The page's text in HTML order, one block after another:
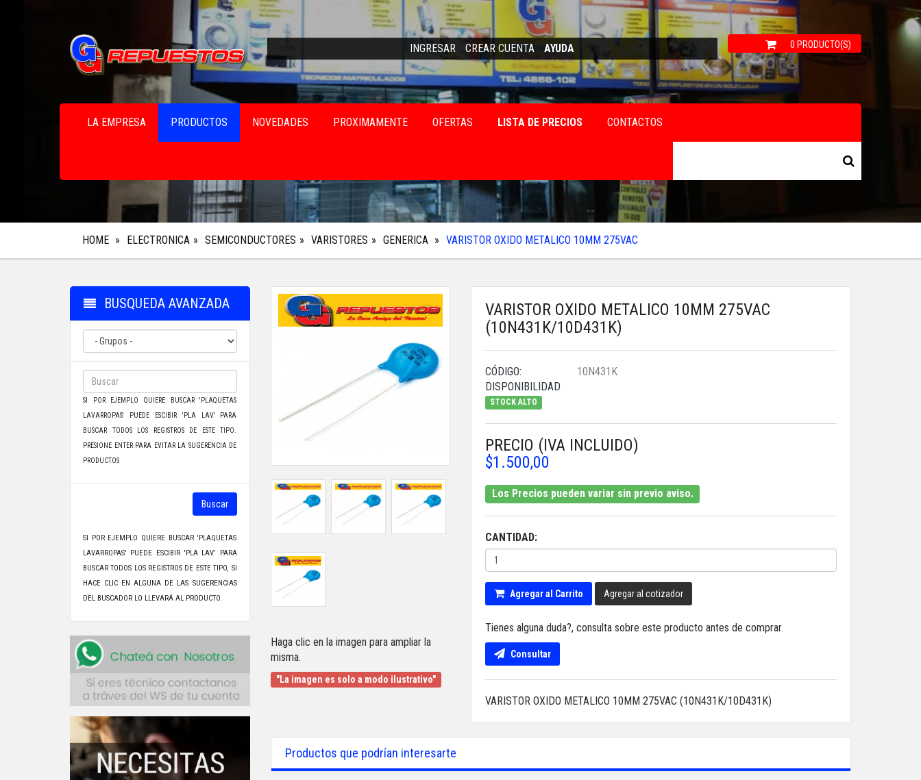
INGRESAR CREAR CUENTA AYUDA 0 PRODUCTO(S)
LA EMPRESA PRODUCTOS NOVEDADES PROXIMAMENTE OFERTAS LISTA DE PRECIOS CONTACTOS
HOME ELECTRONICA SEMICONDUCTORES VARISTORES GENERICA VARISTOR OXIDO METALICO 10MM 275VAC
BUSQUEDA AVANZADA
SI POR EJEMPLO QUIERE BUSCAR 'PLAQUETAS
LAVARROPAS' PUEDE ESCIBIR 'PLA LAV' PARA
BUSCAR TODOS LOS REGISTROS DE ESTE TIPO.
PRESIONE ENTER PARA EVITAR LA SUGERENCIA DE
PRODUCTOS
Buscar
SI POR EJEMPLO QUIERE BUSCAR 'PLAQUETAS
LAVARROPAS' PUEDE ESCIBIR 'PLA LAV' PARA
BUSCAR TODOS LOS REGISTROS DE ESTE TIPO, SI
HACE CLIC EN ALGUNA DE LAS SUGERENCIAS
DEL BUSCADOR LO LLEVARÁ AL PRODUCTO.
Haga clic en la imagen para ampliar la
misma.
"La imagen es solo a modo ilustrativo"
VARISTOR OXIDO METALICO 10MM 275VAC
(10N431K/10D431K)
CÓDIGO:
10N431K
DISPONIBILIDAD
STOCK ALTO
PRECIO (IVA INCLUIDO)
$1.500,00
Los Precios pueden variar sin previo aviso.
CANTIDAD:
Agregar al Carrito Agregar al cotizador
Tienes alguna duda?, consulta sobre este producto antes de comprar.
Consultar
VARISTOR OXIDO METALICO 10MM 275VAC (10N431K/10D431K)
Productos que podrían interesarte